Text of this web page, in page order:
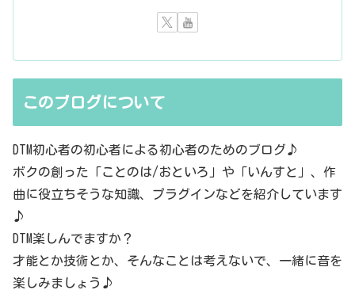
このブログについて
DTM初心者の初心者による初心者のためのブログ♪
ボクの創った「ことのは/おといろ」や「いんすと」、作
曲に役立ちそうな知識、プラグインなどを紹介しています
♪
DTM楽しんでますか？
才能とか技術とか、そんなことは考えないで、一緒に音を
楽しみましょう♪